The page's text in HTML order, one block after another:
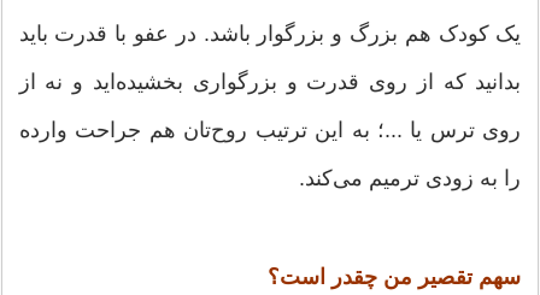
یک کودک هم بزرگ و بزرگوار باشد. در عفو با قدرت باید
بدانید که از روی قدرت و بزرگواری بخشیده‌اید و نه از
روی ترس یا ...؛ به این ترتیب روح‌تان هم جراحت وارده
را به زودی ترمیم می‌کند.
سهم تقصیر من چقدر است؟